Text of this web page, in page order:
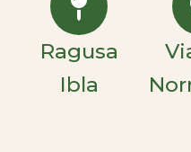
Ragusa
Ibla